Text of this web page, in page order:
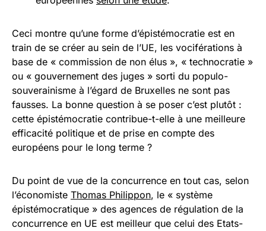
Ceci montre qu’une forme d’épistémocratie est en
train de se créer au sein de l’UE, les vociférations à
base de « commission de non élus », « technocratie »
ou « gouvernement des juges » sorti du populo-
souverainisme à l’égard de Bruxelles ne sont pas
fausses. La bonne question à se poser c’est plutôt :
cette épistémocratie contribue-t-elle à une meilleure
efficacité politique et de prise en compte des
européens pour le long terme ?
Du point de vue de la concurrence en tout cas, selon
l’économiste Thomas Philippon, le « système
épistémocratique » des agences de régulation de la
concurrence en UE est meilleur que celui des Etats-